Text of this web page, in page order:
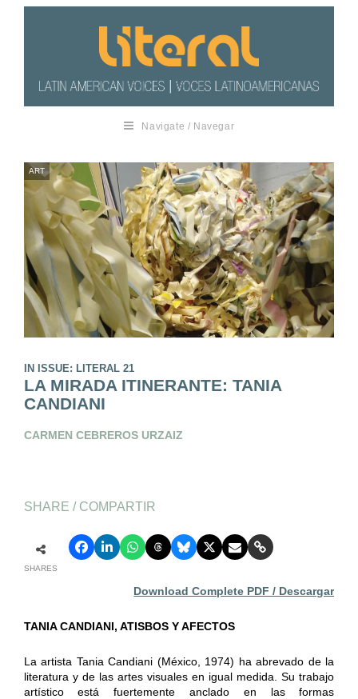
Navigate / Navegar
ART
IN ISSUE: LITERAL 21
LA MIRADA ITINERANTE: TANIA
CANDIANI
CARMEN CEBREROS URZAIZ
SHARE / COMPARTIR
SHARES
Download Complete PDF / Descargar
TANIA CANDIANI, ATISBOS Y AFECTOS
La artista Tania Candiani (México, 1974) ha abrevado de la
literatura y de las artes visuales en igual medida. Su trabajo
artístico está fuertemente anclado en las formas